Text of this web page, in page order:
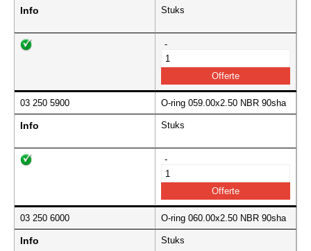
Info Stuks
-
03 250 5900 O-ring 059.00x2.50 NBR 90sha
Info Stuks
-
03 250 6000 O-ring 060.00x2.50 NBR 90sha
Info Stuks